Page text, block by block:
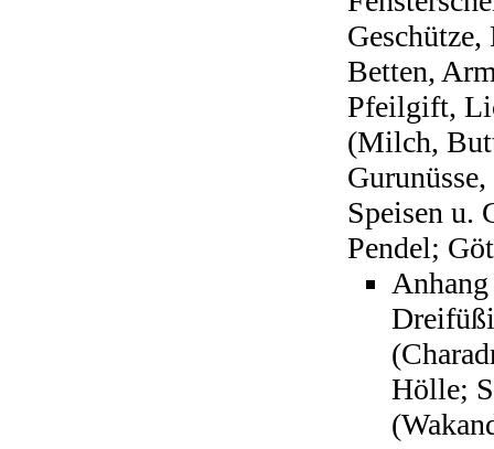
Betten,
Pfeilgift,
(Milch,
Speisen u.
Pendel;
Hölle;